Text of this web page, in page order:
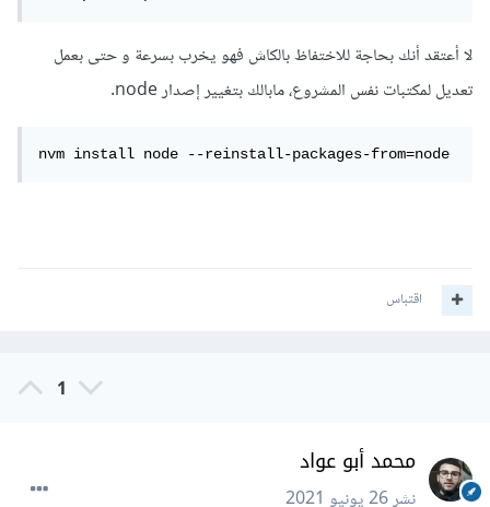
لا أعتقد أنك بحاجة للاختفاظ بالكاش فهو يخرب بسرعة و حتى بعمل
تعديل لمكتبات نفس المشروع، مابالك بتغيير إصدار node.
nvm install node --reinstall-packages-from=node
اقتباس
1
محمد أبو عواد
نشر26 يونيو 2021